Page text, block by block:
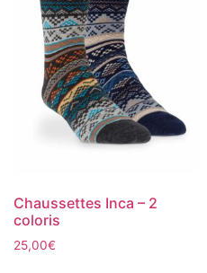
Chaussettes Inca – 2
coloris
25,00€